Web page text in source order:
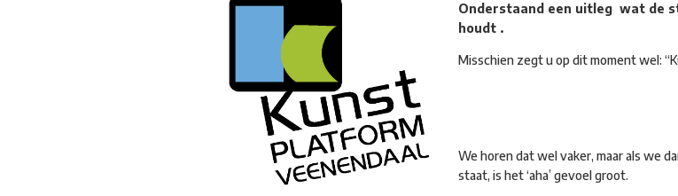
Onderstaand een uitleg wat de
houdt .
Misschien zegt u op dit moment wel:
We horen dat wel vaker, maar als we
staat, is het ‘aha’ gevoel groot.